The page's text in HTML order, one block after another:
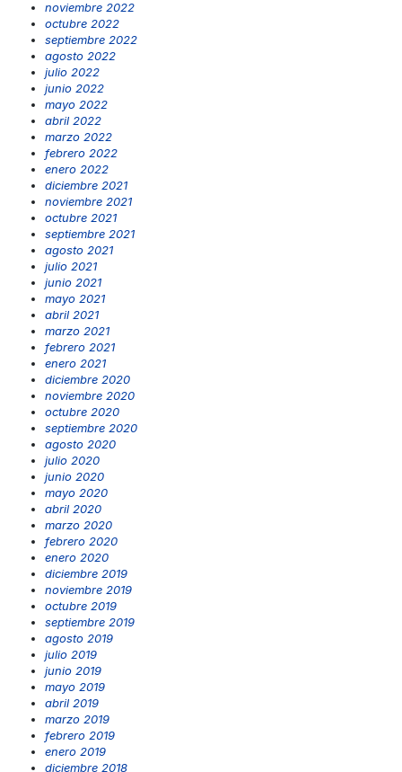
noviembre 2022
octubre 2022
septiembre 2022
agosto 2022
julio 2022
junio 2022
mayo 2022
abril 2022
marzo 2022
febrero 2022
enero 2022
diciembre 2021
noviembre 2021
octubre 2021
septiembre 2021
agosto 2021
julio 2021
junio 2021
mayo 2021
abril 2021
marzo 2021
febrero 2021
enero 2021
diciembre 2020
noviembre 2020
octubre 2020
septiembre 2020
agosto 2020
julio 2020
junio 2020
mayo 2020
abril 2020
marzo 2020
febrero 2020
enero 2020
diciembre 2019
noviembre 2019
octubre 2019
septiembre 2019
agosto 2019
julio 2019
junio 2019
mayo 2019
abril 2019
marzo 2019
febrero 2019
enero 2019
diciembre 2018